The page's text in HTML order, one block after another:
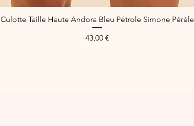
Schnellansicht
Culotte Taille Haute Andora Bleu Pétrole Simone Pérèle
Preis
43,00 €